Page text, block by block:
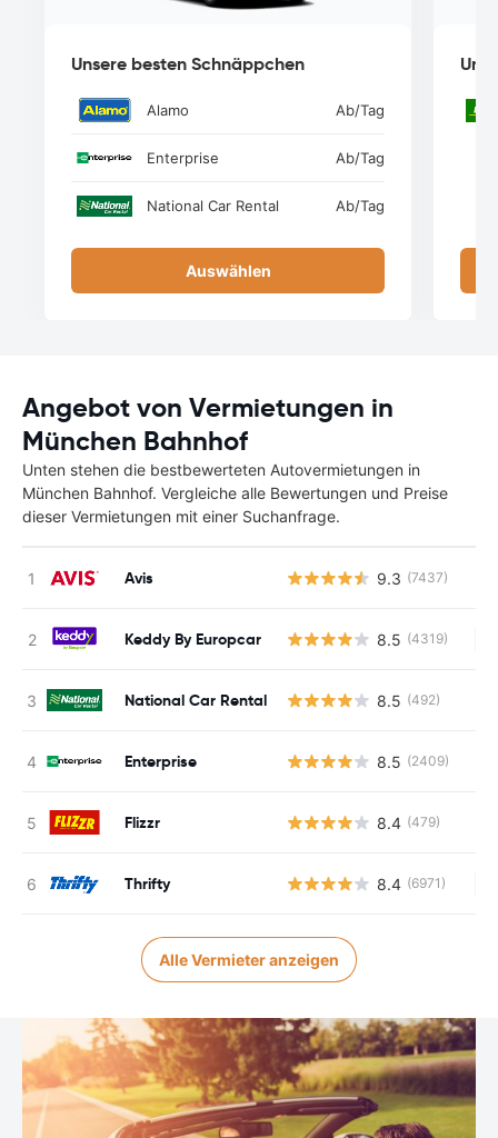
Unsere besten Schnäppchen
Alamo Ab/Tag
Enterprise Ab/Tag
National Car Rental Ab/Tag
Auswählen
Angebot von Vermietungen in
München Bahnhof
Unten stehen die bestbewerteten Autovermietungen in
München Bahnhof. Vergleiche alle Bewertungen und Preise
dieser Vermietungen mit einer Suchanfrage.
Avis 9.3 (7437)
Keddy By Europcar 8.5 (4319)
National Car Rental 8.5 (492)
Enterprise 8.5 (2409)
Flizzr 8.4 (479)
Thrifty 8.4 (6971)
Alle Vermieter anzeigen